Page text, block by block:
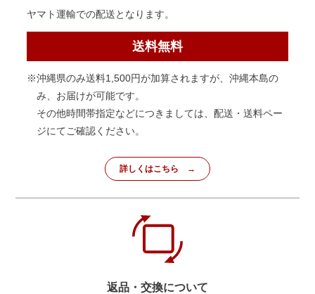
ヤマト運輸での配送となります。
送料無料
※沖縄県のみ送料1,500円が加算されますが、沖縄本島の
み、お届けが可能です。
その他時間帯指定などにつきましては、配送・送料ペー
ジにてご確認ください。
詳しくはこちら
返品・交換について